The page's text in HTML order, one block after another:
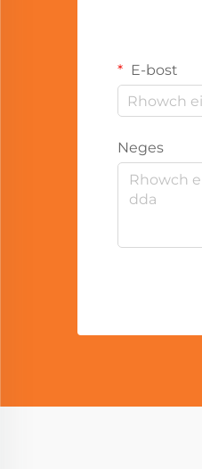
E-bost
Neges